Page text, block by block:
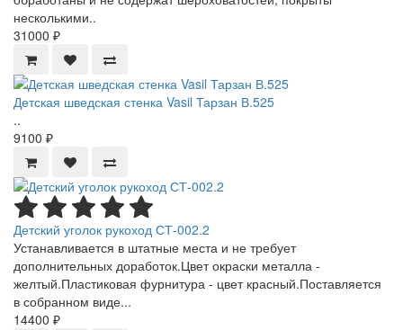
несколькими..
31000 ₽
Детская шведская стенка Vasil Тарзан В.525
..
9100 ₽
Детский уголок рукоход СТ-002.2
Устанавливается в штатные места и не требует
дополнительных доработок.Цвет окраски металла -
желтый.Пластиковая фурнитура - цвет красный.Поставляется
в собранном виде...
14400 ₽